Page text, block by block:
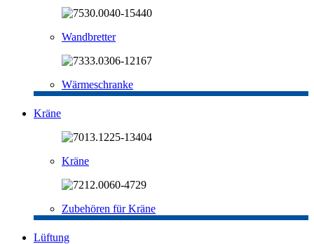
Wandbretter
Wärmeschranke
Kräne
Kräne
Zubehören für Kräne
Lüftung